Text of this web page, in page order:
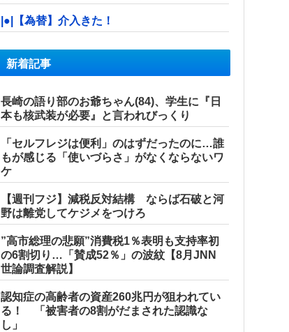
|●|【為替】介入きた！
新着記事
長崎の語り部のお爺ちゃん(84)、学生に『日
本も核武装が必要』と言われびっくり
「セルフレジは便利」のはずだったのに…誰
もが感じる「使いづらさ」がなくならないワ
ケ
【週刊フジ】減税反対結構 ならば石破と河
野は離党してケジメをつけろ
”高市総理の悲願”消費税1％表明も支持率初
の6割切り…「賛成52％」の波紋【8月JNN
世論調査解説】
認知症の高齢者の資産260兆円が狙われてい
る！ 「被害者の8割がだまされた認識な
し」